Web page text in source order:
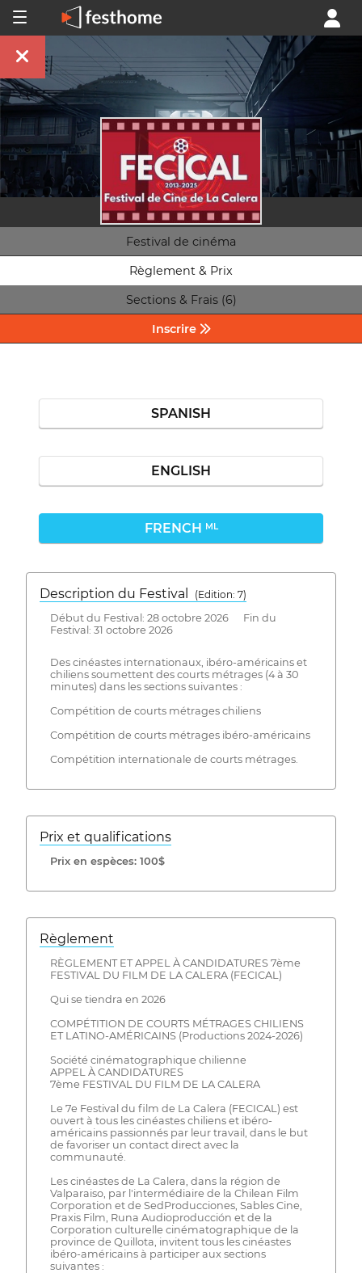
Festival de cinéma
Règlement & Prix
Sections & Frais (6)
Inscrire
SPANISH
ENGLISH
FRENCH ML
Description du Festival
( Edition: 7)
Début du Festival: 28 octobre 2026 Fin du
Festival: 31 octobre 2026
Des cinéastes internationaux, ibéro-américains et
chiliens soumettent des courts métrages (4 à 30
minutes) dans les sections suivantes :
Compétition de courts métrages chiliens
Compétition de courts métrages ibéro-américains
Compétition internationale de courts métrages.
Prix ​​et qualifications
Prix ​​en espèces: 100$
Règlement
RÈGLEMENT ET APPEL À CANDIDATURES 7ème
FESTIVAL DU FILM DE LA CALERA (FECICAL)
Qui se tiendra en 2026
COMPÉTITION DE COURTS MÉTRAGES CHILIENS
ET LATINO-AMÉRICAINS (Productions 2024-2026)
Société cinématographique chilienne
APPEL À CANDIDATURES
7ème FESTIVAL DU FILM DE LA CALERA
Le 7e Festival du film de La Calera (FECICAL) est
ouvert à tous les cinéastes chiliens et ibéro-
américains passionnés par leur travail, dans le but
de favoriser un contact direct avec la
communauté.
Les cinéastes de La Calera, dans la région de
Valparaiso, par l'intermédiaire de la Chilean Film
Corporation et de SedProducciones, Sables Cine,
Praxis Film, Runa Audioproducción et de la
Corporation culturelle cinématographique de la
province de Quillota, invitent tous les cinéastes
ibéro-américains à participer aux sections
suivantes :